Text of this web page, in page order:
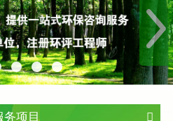
务项目